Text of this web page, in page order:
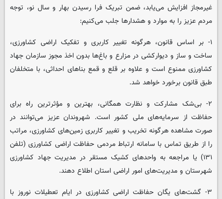
غیرمجاز افزایش می‌یابد، ضمن تبریک فرا رسیدن بهار و سال نو، توجه
مردم عزیز را به موارد و هشدارها جلب می‌کنیم:
۱- بر اساس قانون، هرگونه تغییر کاربری و تفکیک اراضی کشاورزی،
ساخت و ساز و دیوارکشی در مزارع و باغ‌ها بدون اخذ مجوز سازمان جهاد
کشاورزی ممنوع است و علاوه بر قلع و قمع بناهای احداثی، با متخلفان
طبق قانون برخورد خواهد شد.
۲- بی‌شک مشارکت و نظارت همگانی، بهترین و مؤثرترین راه برای
حفاظت از سرمایه‌های ملی کشور است. شهروندان عزیز می‌توانند در
صورت مشاهده هرگونه تخریب و تغییر کاربری زمین‌های کشاورزی، مراتب
را از طریق تماس با سامانه ارتباط مردمی حفاظت اراضی کشاورزی (تلفن
۱۳۱) یا مراجعه به واحدهای کشیک مستقر در مدیریت جهاد کشاورزی
شهرستان و مدیریت‌های امور اراضی استان اطلاع دهند.
۳- گشت‌های یگان حفاظت اراضی کشاورزی در ایام تعطیلات نوروز با